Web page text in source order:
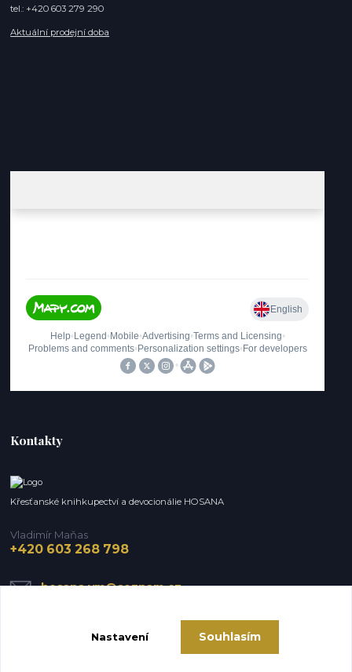
tel.: +420 603 279 290
Aktuální prodejní doba
Kontakty
Křesťanské knihkupectví a devocionálie HOSANA
Vladimír Maňas
+420 603 268 798
hosana.vm@seznam.cz
Nastavení Souhlasím